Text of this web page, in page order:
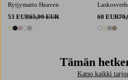
Ryijymatto Heaven
53 EUR65,99 EUR
5 värejä
60 EUR
4 värejä
Tämän
Katso kaikki